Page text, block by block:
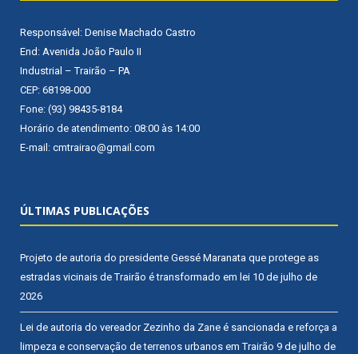
Responsável: Denise Machado Castro
End: Avenida João Paulo II
Industrial – Trairão – PA
CEP: 68198-000
Fone: (93) 98435-8184
Horário de atendimento: 08:00 às 14:00
E-mail: cmtrairao@gmail.com
ÚLTIMAS PUBLICAÇÕES
Projeto de autoria do presidente Gessé Maranata que protege as
estradas vicinais de Trairão é transformado em lei 10 de julho de
2026
Lei de autoria do vereador Zezinho da Zane é sancionada e reforça a
limpeza e conservação de terrenos urbanos em Trairão 9 de julho de